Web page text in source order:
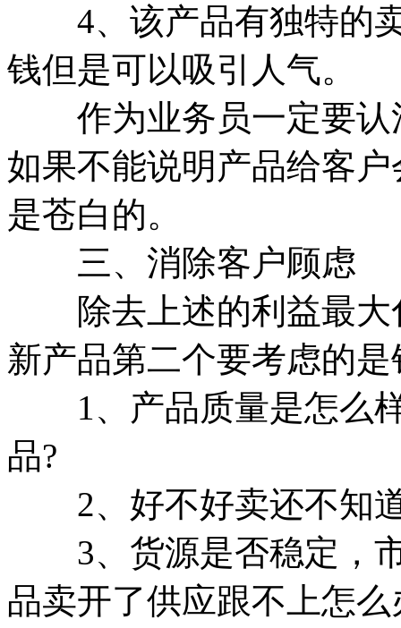
4、该产品有独特的卖
钱但是可以吸引人气。
作为业务员一定要认
如果不能说明产品给客
是苍白的。
三、消除客户顾虑
除去上述的利益最大
新产品第二个要考虑的
1、产品质量是怎么样
品?
2、好不好卖还不知道
3、货源是否稳定，市
品卖开了供应跟不上怎么